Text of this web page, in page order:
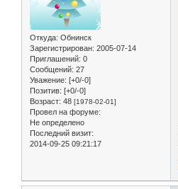
Откуда: Обнинск
Зарегистрирован: 2005-07-14
Приглашений: 0
Сообщений: 27
Уважение: [+0/-0]
Позитив: [+0/-0]
Возраст: 48 [1978-02-01]
Провел на форуме:
Не определено
Последний визит:
2014-09-25 09:21:17